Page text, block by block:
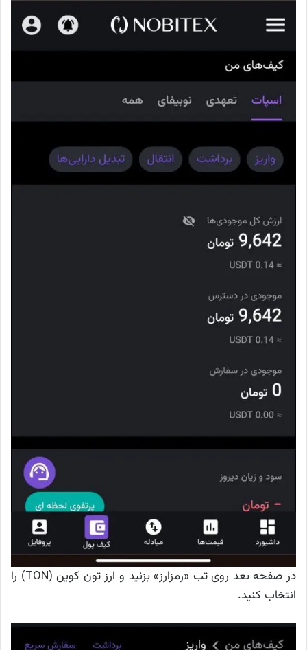
در صفحه بعد روی تب «رمزارز» بزنید و ارز تون کوین (TON) را
انتخاب کنید.